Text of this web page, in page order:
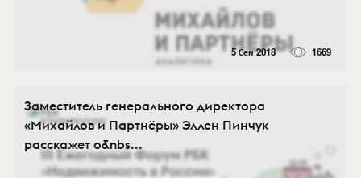
5 Сен 2018 1669
Заместитель генерального директора
«Михайлов и Партнёры» Эллен Пинчук
расскажет о&nbs...